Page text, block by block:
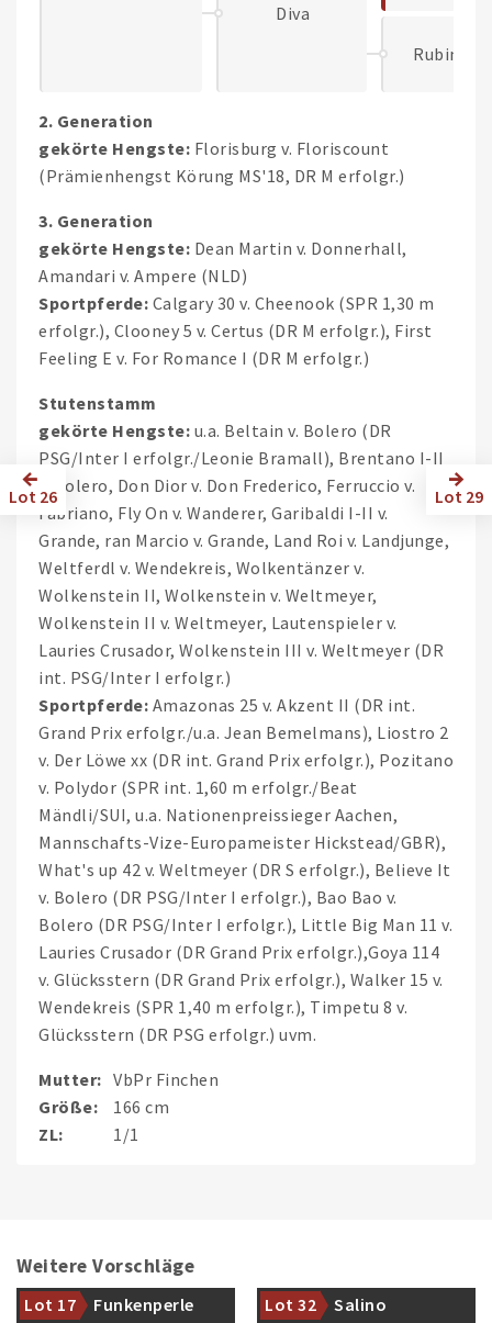
Lot 26 Lot 29
Diva
2. Generation
gekörte Hengste: Florisburg v. Floriscount
(Prämienhengst Körung MS'18, DR M erfolgr.)
3. Generation
gekörte Hengste: Dean Martin v. Donnerhall,
Amandari v. Ampere (NLD)
Sportpferde: Calgary 30 v. Cheenook (SPR 1,30 m
erfolgr.), Clooney 5 v. Certus (DR M erfolgr.), First
Feeling E v. For Romance I (DR M erfolgr.)
Stutenstamm
gekörte Hengste: u.a. Beltain v. Bolero (DR
PSG/Inter I erfolgr./Leonie Bramall), Brentano I-II
v. Bolero, Don Dior v. Don Frederico, Ferruccio v.
Fabriano, Fly On v. Wanderer, Garibaldi I-II v.
Grande, ran Marcio v. Grande, Land Roi v. Landjunge,
Weltferdl v. Wendekreis, Wolkentänzer v.
Wolkenstein II, Wolkenstein v. Weltmeyer,
Wolkenstein II v. Weltmeyer, Lautenspieler v.
Lauries Crusador, Wolkenstein III v. Weltmeyer (DR
int. PSG/Inter I erfolgr.)
Sportpferde: Amazonas 25 v. Akzent II (DR int.
Grand Prix erfolgr./u.a. Jean Bemelmans), Liostro 2
v. Der Löwe xx (DR int. Grand Prix erfolgr.), Pozitano
v. Polydor (SPR int. 1,60 m erfolgr./Beat
Mändli/SUI, u.a. Nationenpreissieger Aachen,
Mannschafts-Vize-Europameister Hickstead/GBR),
What's up 42 v. Weltmeyer (DR S erfolgr.), Believe It
v. Bolero (DR PSG/Inter I erfolgr.), Bao Bao v.
Bolero (DR PSG/Inter I erfolgr.), Little Big Man 11 v.
Lauries Crusador (DR Grand Prix erfolgr.),Goya 114
v. Glücksstern (DR Grand Prix erfolgr.), Walker 15 v.
Wendekreis (SPR 1,40 m erfolgr.), Timpetu 8 v.
Glücksstern (DR PSG erfolgr.) uvm.
Mutter: VbPr Finchen
Größe:
166 cm
ZL:
1/1
Weitere Vorschläge
Lot 17 Funkenperle
Halbschwester zu Total
Dance (Westf. OnLive-Auktion
´22: 44.500 €)
Lot 32 Salino
dreifachen Weltmeisters
Sezuan fließt in seinen Adern